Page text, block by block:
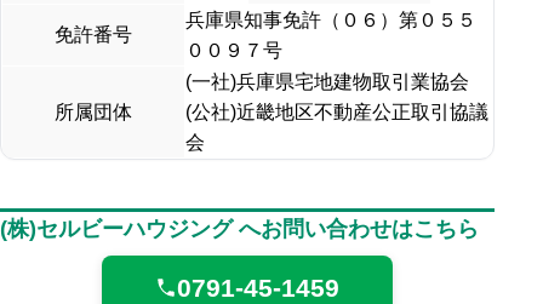
免許番号
兵庫県知事免許（０６）第０５５
００９７号
所属団体
(一社)兵庫県宅地建物取引業協会
(公社)近畿地区不動産公正取引協議
会
(株)セルビーハウジング へお問い合わせはこちら
0791-45-1459